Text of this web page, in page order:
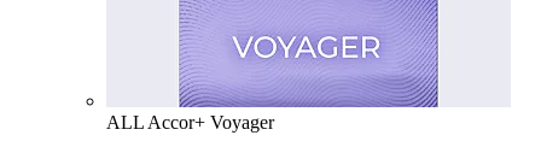
ALL Accor+ Voyager